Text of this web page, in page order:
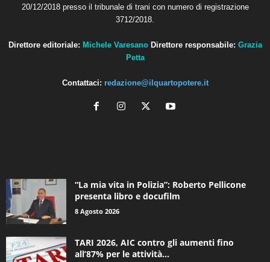
20/12/2018 presso il tribunale di trani con numero di registrazione
3712/2018.
Direttore editoriale: Michele Varesano Direttore responsabile: Grazia
Petta
Contattaci: redazione@ilquartopotere.it
“La mia vita in Polizia”: Roberto Pellicone
presenta libro e docufilm
8 Agosto 2026
TARI 2026, AIC contro gli aumenti fino
all’87% per le attività...